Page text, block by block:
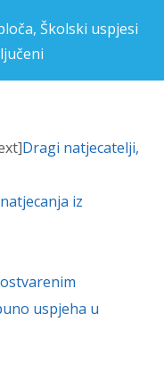
, Školski uspjesi
Dragi natjecatelji,
iz
uspjeha u